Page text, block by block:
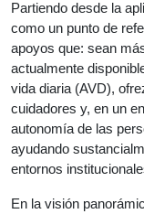
Partiendo desde la
como un punto de
apoyos que: sean
actualmente
vida diaria (AVD),
cuidadores y, en un
ayudando
entornos
En la visión